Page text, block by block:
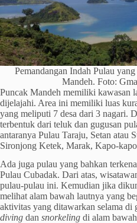
Pemandangan Indah Pulau
Mandeh. Foto:
Puncak Mandeh memiliki kawasan
dijelajahi. Area ini memiliki luas
yang meliputi 7 desa dari 3 nagari.
terbentuk dari teluk dan gugusan
antaranya Pulau Taraju, Setan atau
Sironjong Ketek, Marak, Kapo-
Ada juga pulau yang bahkan
Pulau Cubadak. Dari atas,
pulau-pulau ini. Kemudian jika
melihat alam bawah lautnya yang
aktivitas yang ditawarkan selama di
diving dan snorkeling di alam